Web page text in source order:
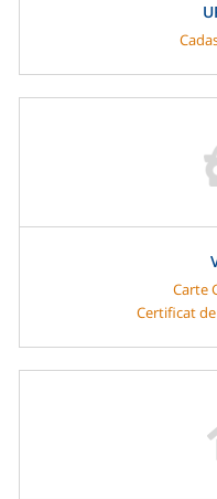
Carte
Certificat